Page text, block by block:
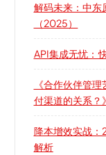
解码未来：中东
（2025）
API集成无忧：
《合作伙伴管
付渠道的关系？》
降本增效实战
解析